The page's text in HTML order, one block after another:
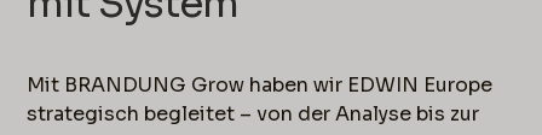
Mit BRANDUNG Grow haben wir EDWIN Europe
strategisch begleitet – von der Analyse bis zur